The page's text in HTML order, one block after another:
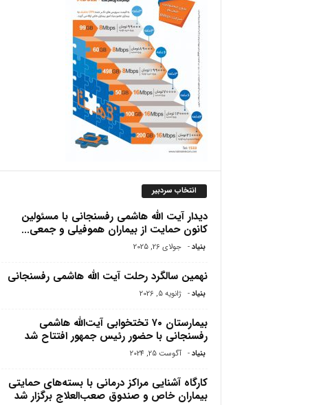
انتخاب سردبیر
دیدار آیت الله هاشمی رفسنجانی با مسئولین
کانون حمایت از بیماران هموفیلى و جمعى...
بنیاد - جولای 26, 2025
نهمین سالگرد رحلت آیت الله هاشمی رفسنجانی
بنیاد - ژانویه 5, 2026
بیمارستان ۷۰ تختخوابی آیت‌الله هاشمی
رفسنجانی با حضور رئیس جمهور افتتاح شد
بنیاد - آگوست 25, 2024
کارگاه آشنایی مراکز درمانی با بسته‌های حمایتی
بیماران خاص و صندوق صعب‌العلاج برگزار شد